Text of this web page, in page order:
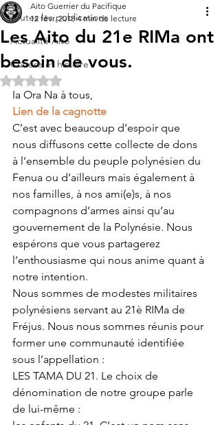
Toutes les publications
Actualité Aito
Culture et histoire
Les Aito du 21e RIMa ont
besoin de vous.
Aito Guerrier du Pacifique
12 févr. 2018 4 min de lecture
Noté NaN étoiles sur 5.
Ia Ora Na à tous,
Lien de la cagnotte
C’est avec beaucoup d’espoir que
nous diffusons cette collecte de dons
à l’ensemble du peuple polynésien du
Fenua ou d’ailleurs mais également à
nos familles, à nos ami(e)s, à nos
compagnons d’armes ainsi qu’au
gouvernement de la Polynésie. Nous
espérons que vous partagerez
l’enthousiasme qui nous anime quant à
notre intention.
Nous sommes de modestes militaires
polynésiens servant au 21è RIMa de
Fréjus. Nous nous sommes réunis pour
former une communauté identifiée
sous l’appellation :
LES TAMA DU 21. Le choix de
dénomination de notre groupe parle
de lui-même :